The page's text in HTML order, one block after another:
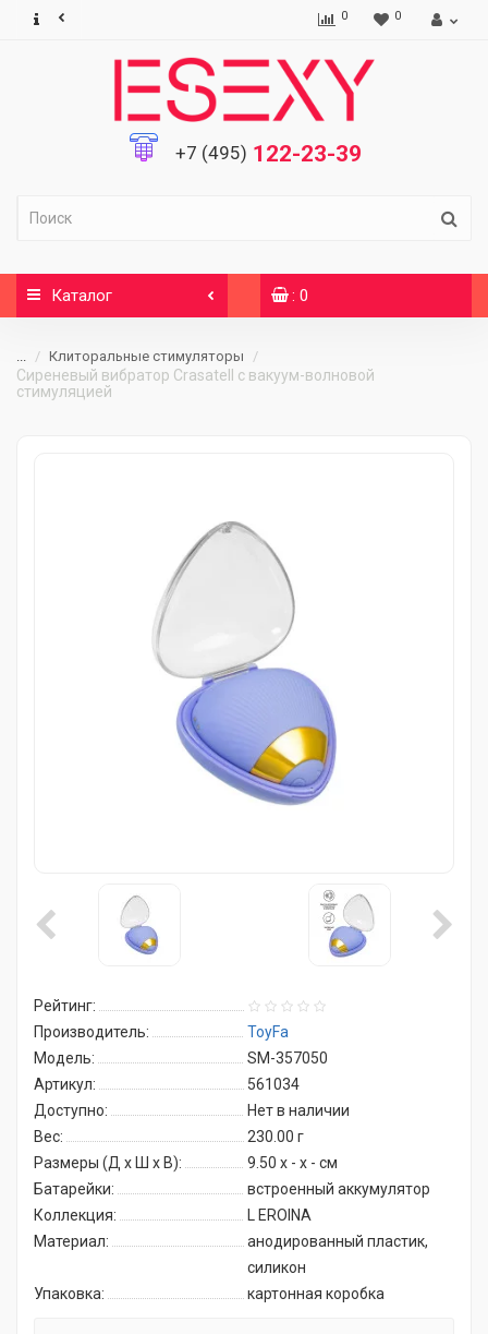
0 0
+7 (495) 122-23-39
Каталог : 0
... Клиторальные стимуляторы
Сиреневый вибратор Crasatell с вакуум-волновой
стимуляцией
Рейтинг:
Производитель:
ToyFa
Модель:
SM-357050
Артикул:
561034
Доступно:
Нет в наличии
Вес:
230.00 г
Размеры (Д x Ш x В):
9.50 x - x - см
Батарейки:
встроенный аккумулятор
Коллекция:
L EROINA
Материал:
анодированный пластик,
силикон
Упаковка:
картонная коробка